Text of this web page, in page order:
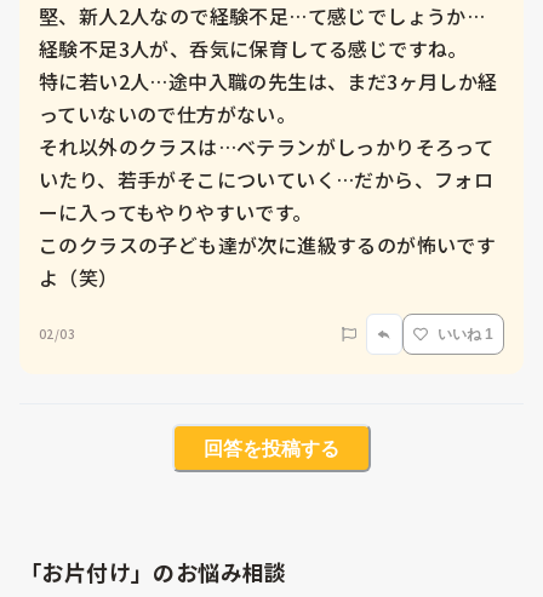
堅、新人2人なので経験不足…て感じでしょうか…
経験不足3人が、呑気に保育してる感じですね。
特に若い2人…途中入職の先生は、まだ3ヶ月しか経
っていないので仕方がない。
それ以外のクラスは…ベテランがしっかりそろって
いたり、若手がそこについていく…だから、フォロ
ーに入ってもやりやすいです。
このクラスの子ども達が次に進級するのが怖いです
よ（笑）
02/03 いいね 1
回答を投稿する
「お片付け」のお悩み相談